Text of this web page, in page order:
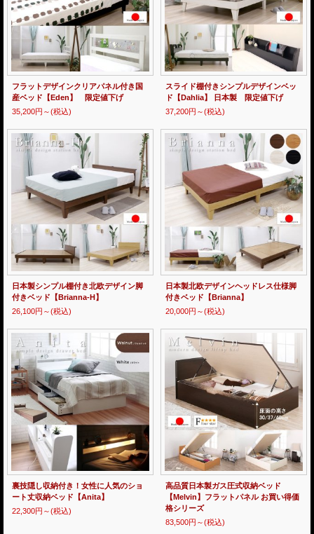
フラットデザインクリアパネル付き国
産ベッド【Eden】 限定値下げ
35,200円～(税込)
スライド棚付きシンプルデザインベッ
ド【Dahlia】 日本製 限定値下げ
37,200円～(税込)
日本製シンプル棚付き北欧デザイン脚
付きベッド【Brianna-H】
26,100円～(税込)
日本製北欧デザインヘッドレス仕様脚
付きベッド【Brianna】
20,000円～(税込)
裏技隠し収納付き！女性に人気のショ
ート丈収納ベッド【Anita】
22,300円～(税込)
高品質日本製ガス圧式収納ベッド
【Melvin】フラットパネル お買い得価
格シリーズ
83,500円～(税込)